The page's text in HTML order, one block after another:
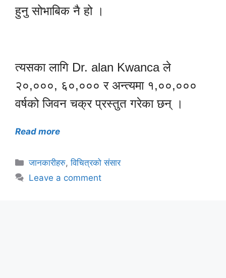
हुनु सोभाबिक नै हो ।
त्यसका लागि Dr. alan Kwanca ले
२०,०००, ६०,००० र अन्त्यमा १,००,०००
वर्षको जिवन चक्र प्रस्तुत गरेका छन् ।
Read more
Categories
जानकारीहरु,विचित्रको संसार
Leave a comment